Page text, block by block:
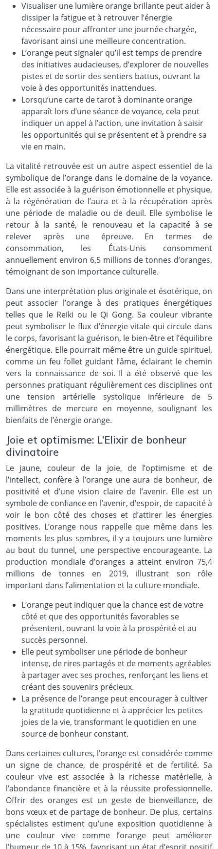
Visualiser une lumière orange brillante peut aider à
dissiper la fatigue et à retrouver l’énergie
nécessaire pour affronter une journée chargée,
favorisant ainsi une meilleure concentration.
L’orange peut signaler qu’il est temps de prendre
des initiatives audacieuses, d’explorer de nouvelles
pistes et de sortir des sentiers battus, ouvrant la
voie à des opportunités inattendues.
Lorsqu’une carte de tarot à dominante orange
apparaît lors d’une séance de voyance, cela peut
indiquer un appel à l’action, une invitation à saisir
les opportunités qui se présentent et à prendre sa
vie en main.
La vitalité retrouvée est un autre aspect essentiel de la
symbolique de l’orange dans le domaine de la voyance.
Elle est associée à la guérison émotionnelle et physique,
à la régénération de l’aura et à la récupération après
une période de maladie ou de deuil. Elle symbolise le
retour à la santé, le renouveau et la capacité à se
relever après une épreuve. En termes de
consommation, les États-Unis consomment
annuellement environ 6,5 millions de tonnes d’oranges,
témoignant de son importance culturelle.
Dans une interprétation plus originale et ésotérique, on
peut associer l’orange à des pratiques énergétiques
telles que le Reiki ou le Qi Gong. Sa couleur vibrante
peut symboliser le flux d’énergie vitale qui circule dans
le corps, favorisant la guérison, le bien-être et l’équilibre
énergétique. Elle pourrait même être un guide spirituel,
comme un feu follet guidant l’âme, éclairant le chemin
vers la connaissance de soi. Il a été observé que les
personnes pratiquant régulièrement ces disciplines ont
une tension artérielle systolique inférieure de 5
millimètres de mercure en moyenne, soulignant les
bienfaits de l’énergie orange.
Joie et optimisme: L’Elixir de bonheur
divinatoire
Le jaune, couleur de la joie, de l’optimisme et de
l’intellect, confère à l’orange une aura de bonheur, de
positivité et d’une vision claire de l’avenir. Elle est un
symbole de confiance en l’avenir, d’espoir, de capacité à
voir le bon côté des choses et d’attirer les énergies
positives. L’orange nous rappelle que même dans les
moments les plus sombres, il y a toujours une lumière
au bout du tunnel, une perspective encourageante. La
production mondiale d’oranges a atteint environ 75,4
millions de tonnes en 2019, illustrant son rôle
important dans l’alimentation et la culture mondiale.
L’orange peut indiquer que la chance est de votre
côté et que des opportunités favorables se
présentent, ouvrant la voie à la prospérité et au
succès personnel.
Elle peut symboliser une période de bonheur
intense, de rires partagés et de moments agréables
à partager avec ses proches, renforçant les liens et
créant des souvenirs précieux.
La présence de l’orange peut encourager à cultiver
la gratitude quotidienne et à apprécier les petites
joies de la vie, transformant le quotidien en une
source de bonheur constant.
Dans certaines cultures, l’orange est considérée comme
un signe de chance, de prospérité et de fertilité. Sa
couleur vive est associée à la richesse matérielle, à
l’abondance financière et à la réussite professionnelle.
Offrir des oranges est un geste de bienveillance, de
bons vœux et de partage de bonheur. De plus, certains
spécialistes estiment qu’une exposition quotidienne à
une couleur vive comme l’orange peut améliorer